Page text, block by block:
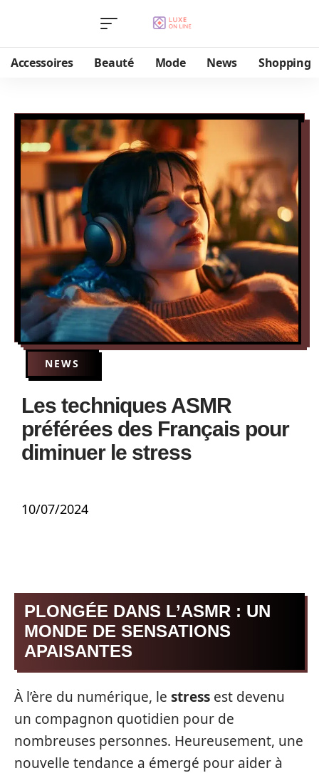
Accessoires Beauté Mode News Shopping
NEWS
Les techniques ASMR
préférées des Français pour
diminuer le stress
10/07/2024
PLONGÉE DANS L’ASMR : UN
MONDE DE SENSATIONS
APAISANTES
À l’ère du numérique, le stress est devenu
un compagnon quotidien pour de
nombreuses personnes. Heureusement, une
nouvelle tendance a émergé pour aider à